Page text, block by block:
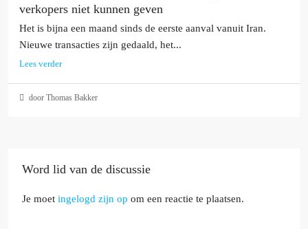
verkopers niet kunnen geven
Het is bijna een maand sinds de eerste aanval vanuit Iran.
Nieuwe transacties zijn gedaald, het...
Lees verder
door Thomas Bakker
Word lid van de discussie
Je moet ingelogd zijn op om een reactie te plaatsen.